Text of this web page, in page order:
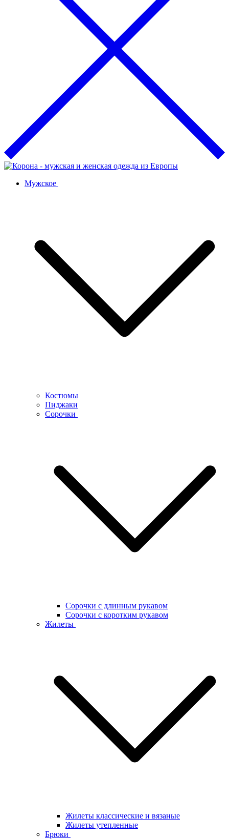
Мужское
Костюмы
Пиджаки
Сорочки
Сорочки с длинным рукавом
Сорочки с коротким рукавом
Жилеты
Жилеты классические и вязаные
Жилеты утепленные
Брюки